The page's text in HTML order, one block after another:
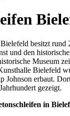
besitzt rund
und den
Museum
Bielefeld
Johnson erbaut.
gezeigt.
in